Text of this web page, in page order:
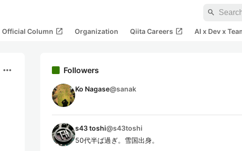
search
Official Column open_in_new Organization Qiita Careers open_in_new AI x Dev x
more_horiz Followers
Ko Nagase@sanak
s43 toshi@s43toshi
50代半ば過ぎ。雪国出身。